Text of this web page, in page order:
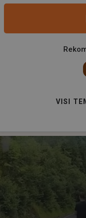
VISI